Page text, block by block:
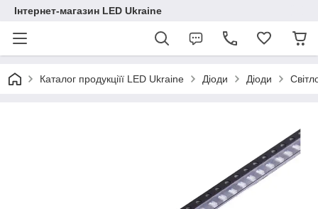
Інтернет-магазин LED Ukraine
Каталог продукціїї LED Ukraine Діоди Діоди